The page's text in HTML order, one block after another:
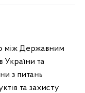
між Державним
України та
з питань
та захисту